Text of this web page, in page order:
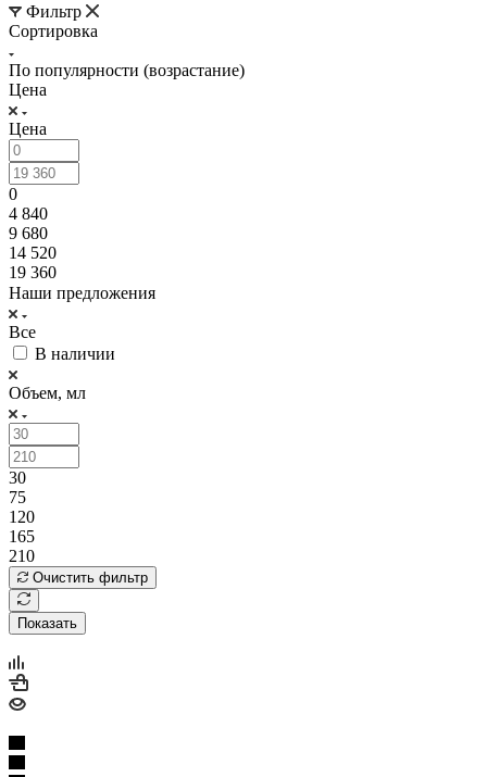
Фильтр
Сортировка
По популярности (возрастание)
Цена
Цена
0
4 840
9 680
14 520
19 360
Наши предложения
Все
В наличии
Объем, мл
30
75
120
165
210
Очистить фильтр
Показать